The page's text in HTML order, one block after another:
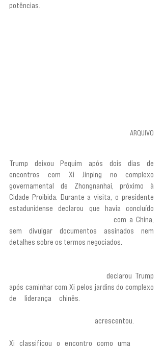
potências.
ARQUIVO
Trump deixou Pequim após dois dias de
encontros com Xi Jinping no complexo
governamental de Zhongnanhai, próximo à
Cidade Proibida. Durante a visita, o presidente
com a China,
sem divulgar documentos assinados nem
detalhes sobre os termos negociados.
declarou Trump
após caminhar com Xi pelos jardins do complexo
de liderança chinês.
acrescentou.
Xi classificou o encontro como uma